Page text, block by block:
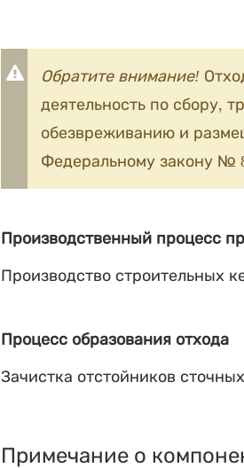
Обратите внимание!
деятельность по сбору,
обезвреживанию и
Федеральному закону №
Производственный процесс
Производство строительных
Процесс образования отхода
Зачистка отстойников
Примечание о